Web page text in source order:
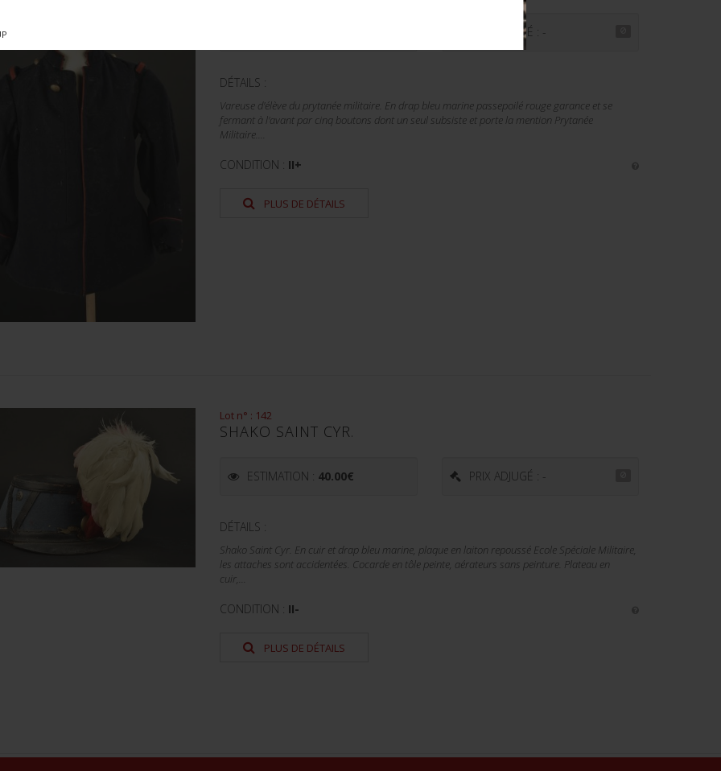
PRIX ADJUGÉ : -
DÉTAILS :
Vareuse d'élève du prytanée militaire. En drap bleu marine passepoilé rouge garance et se
fermant à l'avant par cinq boutons dont un seul subsiste et porte la mention Prytanée
Militaire....
CONDITION : II+
PLUS DE DÉTAILS
Lot n° : 142
SHAKO SAINT CYR.
ESTIMATION : 40.00€ PRIX ADJUGÉ : -
DÉTAILS :
Shako Saint Cyr. En cuir et drap bleu marine, plaque en laiton repoussé Ecole Spéciale Militaire,
les attaches sont accidentées. Cocarde en tôle peinte, aérateurs sans peinture. Plateau en
cuir,...
CONDITION : II-
PLUS DE DÉTAILS